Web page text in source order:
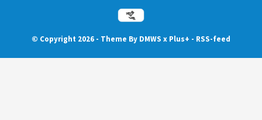
© Copyright 2026 - Theme By DMWS x Plus+ - RSS-feed